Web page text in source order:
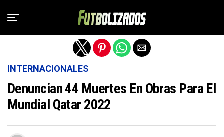
INTERNACIONALES
Denuncian 44 Muertes En Obras Para El
Mundial Qatar 2022
Salir de la versión móvil